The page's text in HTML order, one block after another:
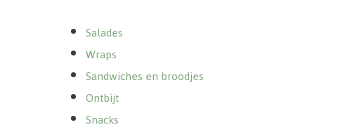
Salades
Wraps
Sandwiches en broodjes
Ontbijt
Snacks